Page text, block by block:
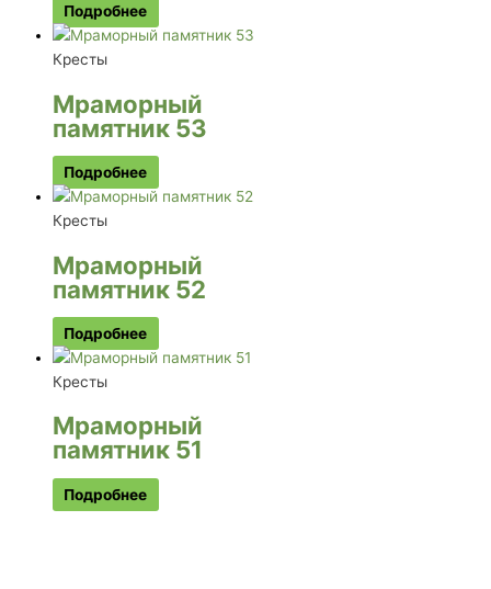
Подробнее
Кресты
Мраморный
памятник 53
Подробнее
Кресты
Мраморный
памятник 52
Подробнее
Кресты
Мраморный
памятник 51
Подробнее